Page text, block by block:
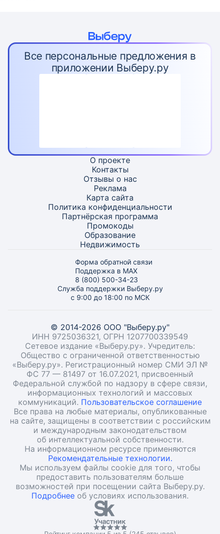
Все персональные предложения в
приложении Выберу.ру
О проекте
Контакты
Отзывы о нас
Реклама
Карта сайта
Политика конфиденциальности
Партнёрская программа
Промокоды
Образование
Недвижимость
Форма обратной связи
Поддержка в MAX
8 (800) 500-34-23
Служба поддержки Выберу.ру
с 9:00 до 18:00 по МСК
© 2014-2026 ООО "Выберу.ру"
ИНН 9725036321, ОГРН 1207700339549
Сетевое издание «Выберу.ру». Учредитель:
Общество с ограниченной ответственностью
«Выберу.ру». Регистрационный номер СМИ ЭЛ №
ФС 77 — 81497 от 16.07.2021, присвоенный
Федеральной службой по надзору в сфере связи,
информационных технологий и массовых
коммуникаций. Пользовательское соглашение
Все права на любые материалы, опубликованные
на сайте, защищены в соответствии с российским
и международным законодательством
об интеллектуальной собственности.
На информационном ресурсе применяются
Рекомендательные технологии.
Мы используем файлы cookie для того, чтобы
предоставить пользователям больше
возможностей при посещении сайта Выберу.ру.
Подробнее об условиях использования.